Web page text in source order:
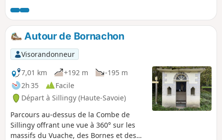
Autour de Bornachon
Visorandonneur
7,01 km
+192 m
-195 m
2h 35
Facile
Départ à Sillingy (Haute-Savoie)
Parcours au-dessus de la Combe de
Sillingy offrant une vue à 360° sur les
massifs du Vuache, des Bornes et des